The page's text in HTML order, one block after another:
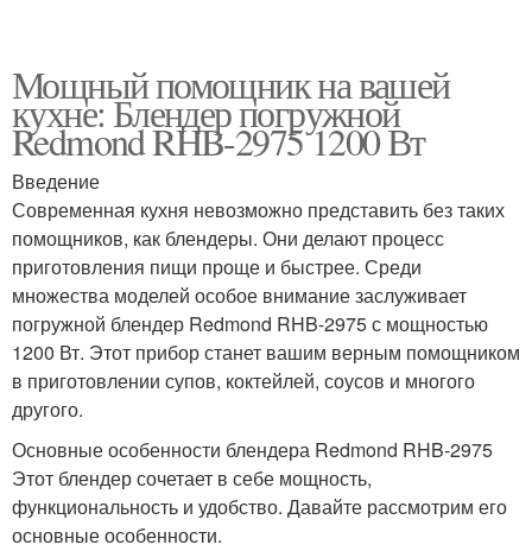
Мощный помощник на вашей
кухне: Блендер погружной
Redmond RHB-2975 1200 Вт
Введение
Современная кухня невозможно представить без таких
помощников, как блендеры. Они делают процесс
приготовления пищи проще и быстрее. Среди
множества моделей особое внимание заслуживает
погружной блендер Redmond RHB-2975 с мощностью
1200 Вт. Этот прибор станет вашим верным помощником
в приготовлении супов, коктейлей, соусов и многого
другого.
Основные особенности блендера Redmond RHB-2975
Этот блендер сочетает в себе мощность,
функциональность и удобство. Давайте рассмотрим его
основные особенности.